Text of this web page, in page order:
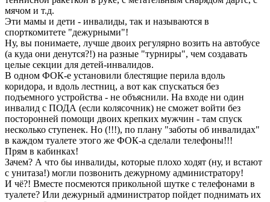
мячом и т.д.
Эти мамы и дети - инвалиды, так и называются в
спорткомитете "дежурными"!
Ну, вы понимаете, лучше двоих регулярно возить на автобусе
(а куда они денутся?!) на разные "турниры", чем создавать
целые секции для детей-инвалидов.
В одном ФОК-е установили блестящие перила вдоль
коридора, и вдоль лестниц, а вот как спускаться без
подъемного устройства - не объяснили. На входе ни один
инвалид с ПОДА (если колясочник) не сможет войти без
посторонней помощи двоих крепких мужчин - там спуск
несколько ступенек. Но (!!!), по плану "заботы об инвалидах"
в каждом туалете этого же ФОК-а сделали телефоны!!!
Прям в кабинках!
Зачем? А что бы инвалиды, которые плохо ходят (ну, и встают
с унитаза!) могли позвонить дежурному администратору!
И чё?! Вместе посмеются прикольной шутке с телефонами в
туалете? Или дежурный администратор пойдет поднимать их